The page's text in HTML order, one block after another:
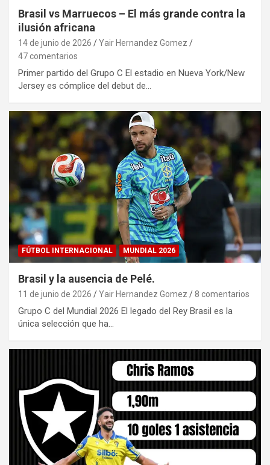
Brasil vs Marruecos – El más grande contra la
ilusión africana
14 de junio de 2026
Yair Hernandez Gomez
47 comentarios
Primer partido del Grupo C El estadio en Nueva York/New
Jersey es cómplice del debut de…
FÚTBOL INTERNACIONAL MUNDIAL 2026
Brasil y la ausencia de Pelé.
11 de junio de 2026 Yair Hernandez Gomez 8 comentarios
Grupo C del Mundial 2026 El legado del Rey Brasil es la
única selección que ha…